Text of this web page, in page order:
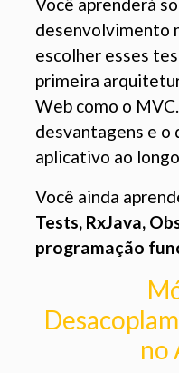
desenvolvimento
escolher esses
primeira
Web como o
desvantagens e o
aplicativo ao
Você ainda
Tests, RxJava,
programação
no